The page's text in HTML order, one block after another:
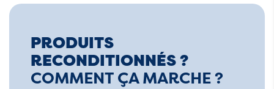
PRODUITS
RECONDITIONNÉS ?
COMMENT ÇA MARCHE ?